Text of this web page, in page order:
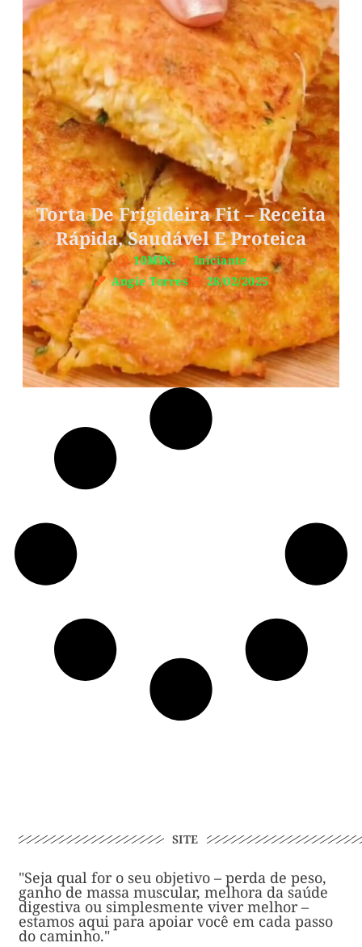
Torta De Frigideira Fit – Receita
Rápida, Saudável E Proteica
10MIN.
Iniciante
Angie Torres
28/02/2025
SITE
"Seja qual for o seu objetivo – perda de peso,
ganho de massa muscular, melhora da saúde
digestiva ou simplesmente viver melhor –
estamos aqui para apoiar você em cada passo
do caminho."